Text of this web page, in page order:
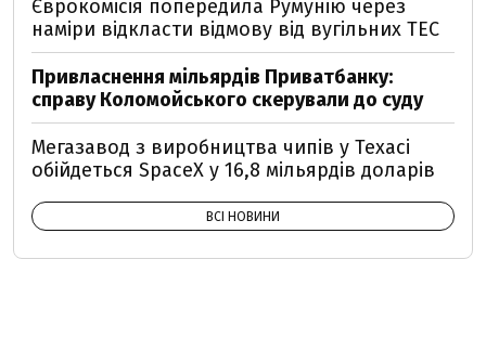
Єврокомісія попередила Румунію через
наміри відкласти відмову від вугільних ТЕС
Привласнення мільярдів Приватбанку:
справу Коломойського скерували до суду
Мегазавод з виробництва чипів у Техасі
обійдеться SpaceX у 16,8 мільярдів доларів
ВСІ НОВИНИ